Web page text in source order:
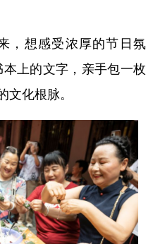
想感受浓厚的节日氛
上的文字，亲手包一枚
化根脉。